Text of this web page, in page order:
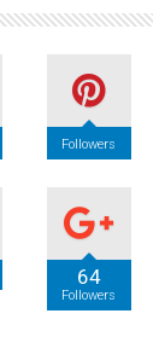
Followers
64
Followers